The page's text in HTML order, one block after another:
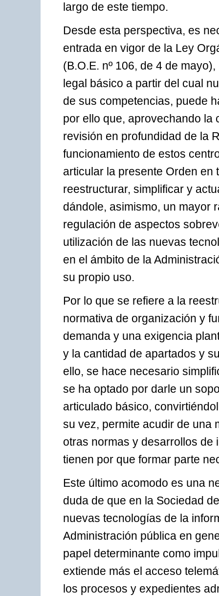
largo de este tiempo.
Desde esta perspectiva, es
entrada en vigor de la Ley
(B.O.E. nº 106, de 4 de
legal básico a partir del cual
de sus competencias, puede
por ello que, aprovechando la
revisión en profundidad de la
funcionamiento de estos
articular la presente Orden en
reestructurar, simplificar y
dándole, asimismo, un mayor
regulación de aspectos
utilización de las nuevas
en el ámbito de la
su propio uso.
Por lo que se refiere a la
normativa de organización y
demanda y una exigencia
y la cantidad de apartados y
ello, se hace necesario
se ha optado por darle un
articulado básico,
su vez, permite acudir de una
otras normas y desarrollos de
tienen por que formar parte
Este último acomodo es una
duda de que en la Sociedad
nuevas tecnologías de la
Administración pública en
papel determinante como
extiende más el acceso
los procesos y expedientes